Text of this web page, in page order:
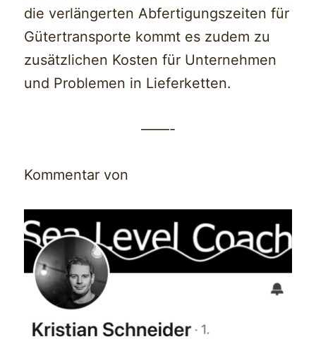
die verlängerten Abfertigungszeiten für
Gütertransporte kommt es zudem zu
zusätzlichen Kosten für Unternehmen
und Problemen in Lieferketten.
——-
Kommentar von